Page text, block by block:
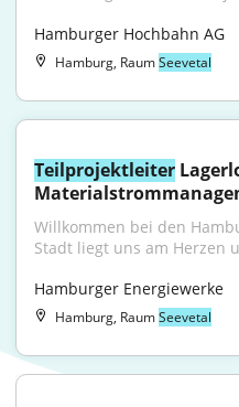
Hamburger Hochbahn AG
Hamburg, RaumSeevetal
Teilprojektleiter
Willkommen bei den
Stadt liegt uns am Herzen
Hamburger Energiewerke
Hamburg, RaumSeevetal